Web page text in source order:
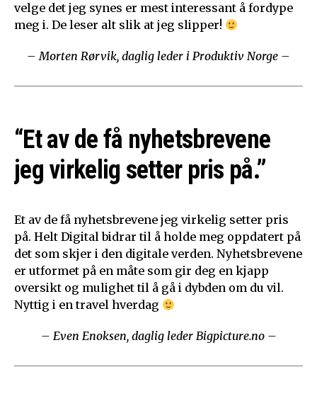
velge det jeg synes er mest interessant å fordype
meg i. De leser alt slik at jeg slipper!
– Morten Rørvik, daglig leder i Produktiv Norge –
“Et av de få nyhetsbrevene
jeg virkelig setter pris på.”
Et av de få nyhetsbrevene jeg virkelig setter pris
på. Helt Digital bidrar til å holde meg oppdatert på
det som skjer i den digitale verden. Nyhetsbrevene
er utformet på en måte som gir deg en kjapp
oversikt og mulighet til å gå i dybden om du vil.
Nyttig i en travel hverdag
– Even Enoksen, daglig leder Bigpicture.no –